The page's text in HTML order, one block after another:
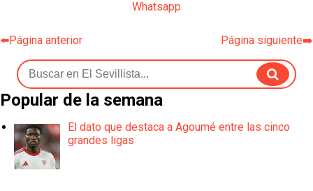
Whatsapp
⬅️Página anterior Página siguiente➡️
Popular de la semana
El dato que destaca a Agoumé entre las cinco
grandes ligas